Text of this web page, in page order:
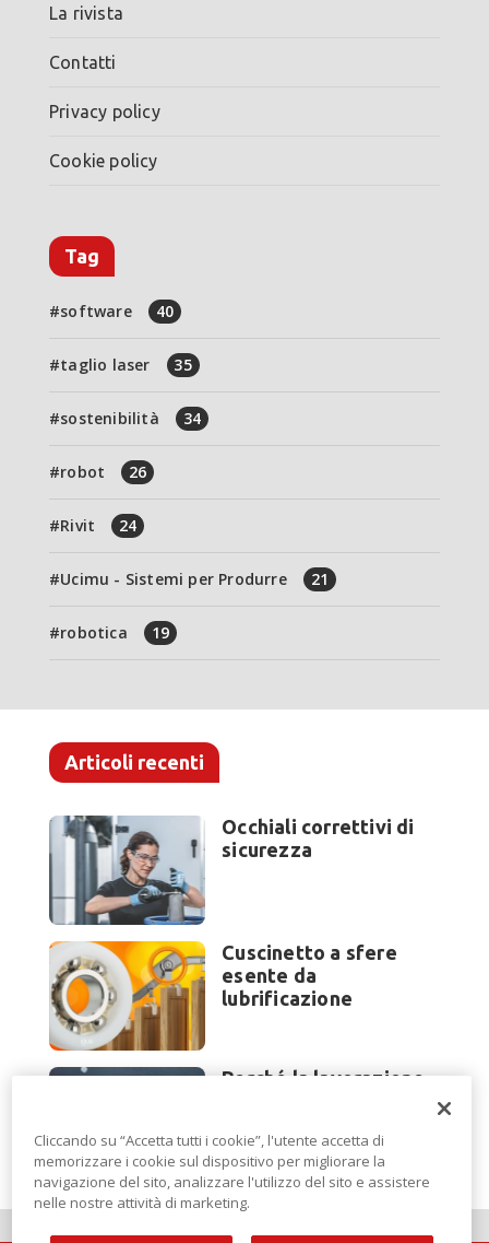
La rivista
Contatti
Privacy policy
Cookie policy
Tag
software 40
taglio laser 35
sostenibilità 34
robot 26
Rivit 24
Ucimu - Sistemi per Produrre 21
robotica 19
Articoli recenti
Occhiali correttivi di
sicurezza
Cuscinetto a sfere
esente da
lubrificazione
Perché la lavorazione
EuroBLECH 2026?
Cliccando su “Accetta tutti i cookie”, l'utente accetta di
memorizzare i cookie sul dispositivo per migliorare la
navigazione del sito, analizzare l'utilizzo del sito e assistere
nelle nostre attività di marketing.